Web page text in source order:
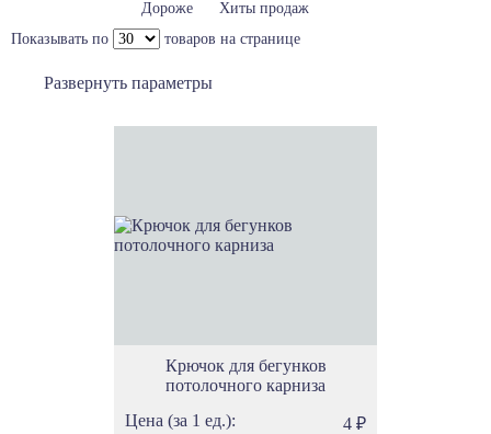
Дороже
Хиты продаж
Показывать по
товаров на странице
Развернуть параметры
Крючок для бегунков
потолочного карниза
Цена (за 1 ед.):
4 ₽